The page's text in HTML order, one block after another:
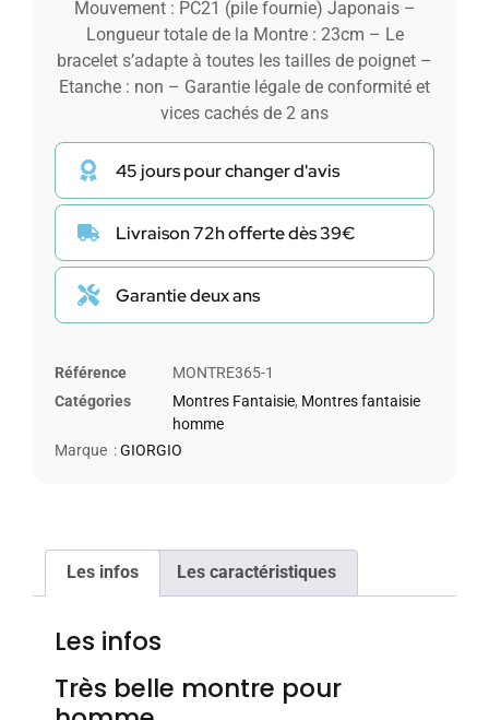
Mouvement : PC21 (pile fournie) Japonais –
Longueur totale de la Montre : 23cm – Le
bracelet s’adapte à toutes les tailles de poignet –
Etanche : non – Garantie légale de conformité et
vices cachés de 2 ans
45 jours pour changer d'avis
Livraison 72h offerte dès 39€
Garantie deux ans
Référence
MONTRE365-1
Catégories
Montres Fantaisie, Montres fantaisie
homme
Marque :GIORGIO
Les infos Les caractéristiques
Les infos
Très belle montre pour